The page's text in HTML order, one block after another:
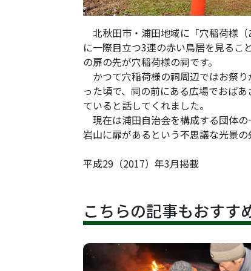
北秋田市・浦田地域に「穴稲荷様
に一際目立つ3連の赤い鳥居を見るこ
の扉の先が穴稲荷様の祠です。
かつて穴稲荷様の祠周辺ではお祭
った頃で、祠の前にある広場でおば
ていると話してくれました。
現在は浦田自治会を構成する団体の
岩山に扉があるという不思議な光景
平成29（2017）年3月掲載
こちらの記事もおすす